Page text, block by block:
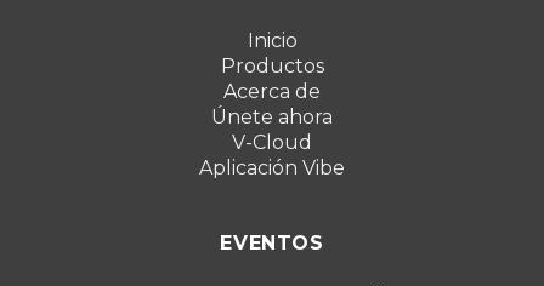
Inicio
Productos
Acerca de
Únete ahora
V-Cloud
Aplicación Vibe
EVENTOS